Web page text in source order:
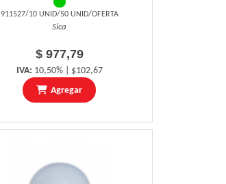
911527/10 UNID/50 UNID/OFERTA
Sica
$ 977,79
IVA: 10,50% | $102,67
Agregar